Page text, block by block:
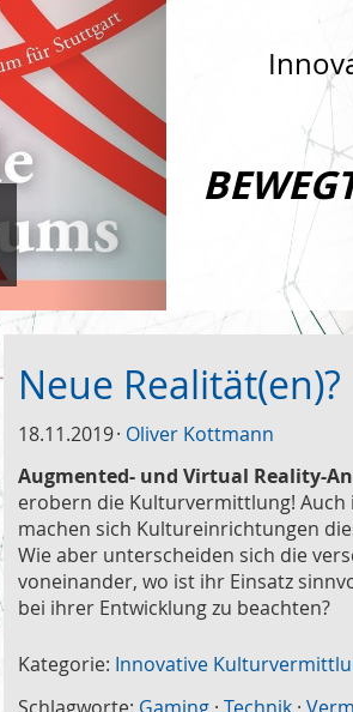
Neue Realität(en)?
18.11.2019 Oliver Kottmann
Augmented- und Virtual Reality-
erobern die Kulturvermittlung! Auch
machen sich Kultureinrichtungen
Wie aber unterscheiden sich die
voneinander, wo ist ihr Einsatz
bei ihrer Entwicklung zu beachten?
Kategorie: Innovative